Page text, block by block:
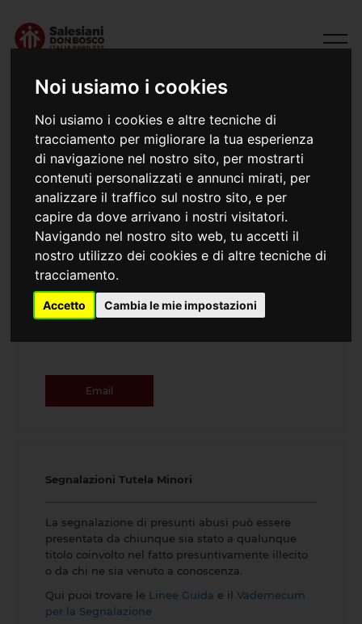
Noi usiamo i cookies
Noi usiamo i cookies e altre tecniche di
tracciamento per migliorare la tua esperienza
di navigazione nel nostro sito, per mostrarti
contenuti personalizzati e annunci mirati, per
analizzare il traffico sul nostro sito, e per
capire da dove arrivano i nostri visitatori.
Navigando nel nostro sito web, tu accetti il
nostro utilizzo dei cookies e di altre tecniche di
tracciamento.
Accetto Cambia le mie impostazioni
Contatti
Salesiani Don Bosco Italia - Nord Est
Informazioni
Per info di carattere generale riguardanti gli
Email
Segnalazioni Tutela Minori
La segnalazione di presunti abusi può essere
presentata da chiunque sia stato a qualunque
titolo coinvolto nel fatto presuntivamente illecito
o da chi ne sia venuto a conoscenza.
Qui puoi trovare le Linee Guida e il Vademecum
per la Segnalazione